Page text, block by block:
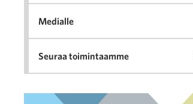
Medialle
Seuraa toimintaamme